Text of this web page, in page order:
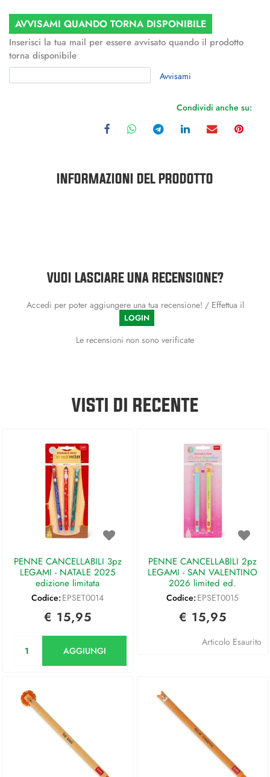
AVVISAMI QUANDO TORNA DISPONIBILE
Inserisci la tua mail per essere avvisato quando il prodotto
torna disponibile
Avvisami
Condividi anche su:
INFORMAZIONI DEL PRODOTTO
VUOI LASCIARE UNA RECENSIONE?
Accedi per poter aggiungere una tua recensione! / Effettua il
LOGIN
Le recensioni non sono verificate
VISTI DI RECENTE
PENNE CANCELLABILI 3pz
LEGAMI - NATALE 2025
edizione limitata
Codice: EPSET0014
€ 15,95
AGGIUNGI
PENNE CANCELLABILI 2pz
LEGAMI - SAN VALENTINO
2026 limited ed.
Codice: EPSET0015
€ 15,95
Articolo Esaurito